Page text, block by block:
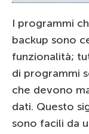
I programmi
backup sono
funzionalità;
di programmi
che devono
dati. Questo
sono facili da